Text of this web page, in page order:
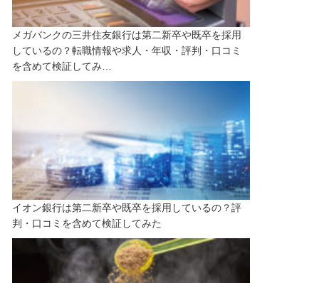
メガバンクの三井住友銀行は第二新卒や既卒を採用
しているの？転職情報や求人・年収・評判・口コミ
を含めて検証してみ…
イオン銀行は第二新卒や既卒を採用しているの？評
判・口コミを含めて検証してみた